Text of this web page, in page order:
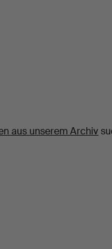
aus unserem Archiv